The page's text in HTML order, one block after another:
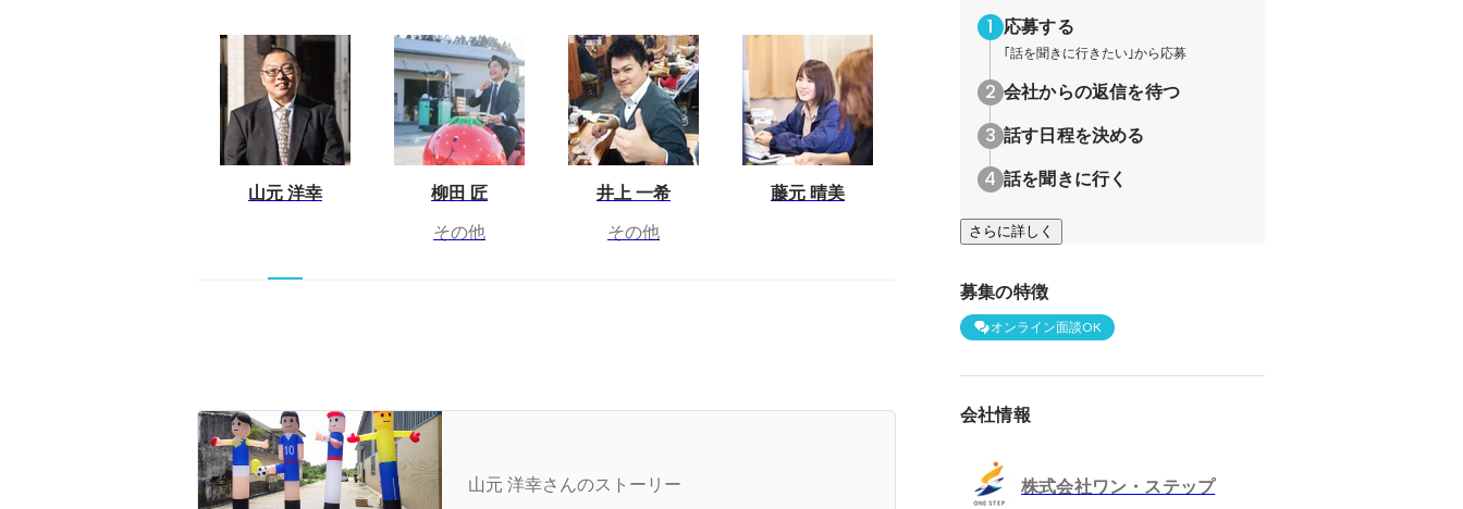
山元 洋幸 柳田 匠
その他
井上 一希
その他
藤元 晴美
シーンを創造する会社になる
山元 洋幸さんのストーリー
応募する
｢話を聞きに行きたい｣から応募
会社からの返信を待つ
話す日程を決める
話を聞きに行く
さらに詳しく
募集の特徴
オンライン面談OK
会社情報
株式会社ワン・ステップ